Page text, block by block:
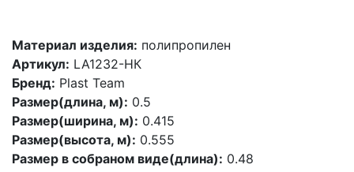
Материал изделия: полипропилен
Артикул: LA1232-НК
Бренд: Plast Team
Размер(длина, м): 0.5
Размер(ширина, м): 0.415
Размер(высота, м): 0.555
Размер в собраном виде(длина): 0.48